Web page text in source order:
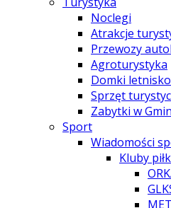
Noclegi
Atrakcje
Przewozy
Agroturystyka
Domki
Sprzęt
Zabytki w
Sport
Wiadomości
Kluby